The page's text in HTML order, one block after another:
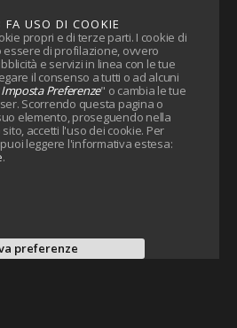
FA USO DI COOKIE
propri e di terze parti. I cookie di
di profilazione, ovvero
e servizi in linea con le tue
il consenso a tutti o ad alcuni
Imposta Preferenze" o cambia le tue
Scorrendo questa pagina o
elemento, proseguendo nella
accetti l'uso dei cookie. Per
leggere l'informativa estesa:
.
preferenze